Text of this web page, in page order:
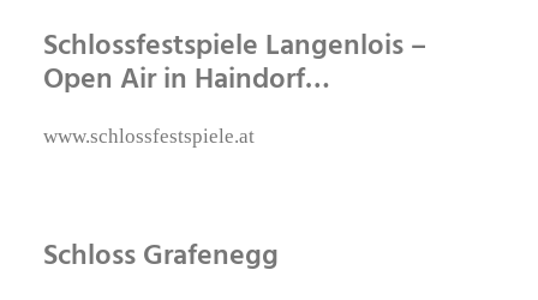
Schlossfestspiele Langenlois –
Open Air in Haindorf…
www.schlossfestspiele.at
Schloss Grafenegg